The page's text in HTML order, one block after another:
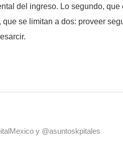
del ingreso. Lo segundo, que
se limitan a dos: proveer
y @asuntoskpitales